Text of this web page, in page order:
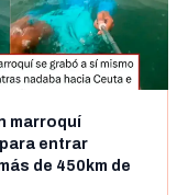
marroquí
entrar
de 450km de